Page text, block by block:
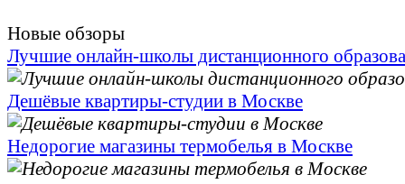
Новые обзоры
Лучшие онлайн-школы дистанционного
Дешёвые квартиры-студии в Москве
Недорогие магазины термобелья в Москве